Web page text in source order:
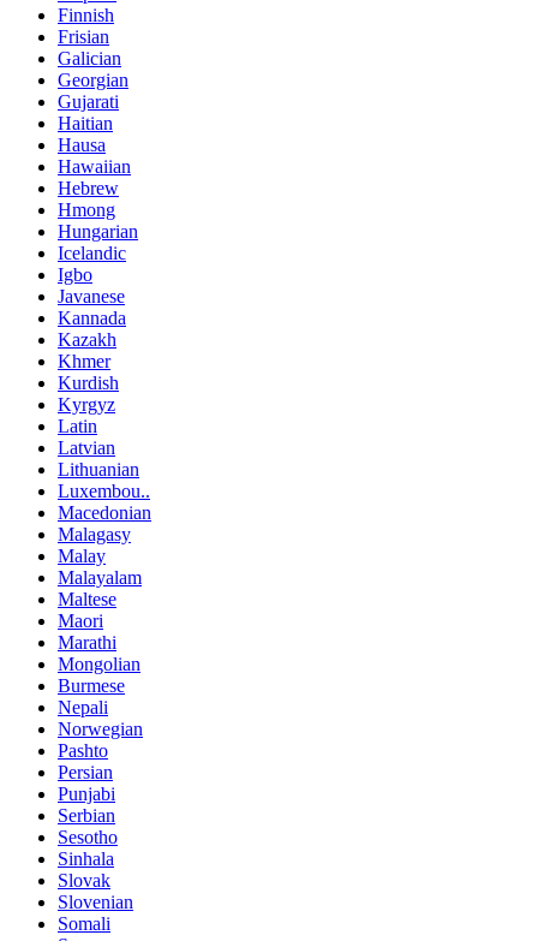
Finnish
Frisian
Galician
Georgian
Gujarati
Haitian
Hausa
Hawaiian
Hebrew
Hmong
Hungarian
Icelandic
Igbo
Javanese
Kannada
Kazakh
Khmer
Kurdish
Kyrgyz
Latin
Latvian
Lithuanian
Luxembou..
Macedonian
Malagasy
Malay
Malayalam
Maltese
Maori
Marathi
Mongolian
Burmese
Nepali
Norwegian
Pashto
Persian
Punjabi
Serbian
Sesotho
Sinhala
Slovak
Slovenian
Somali